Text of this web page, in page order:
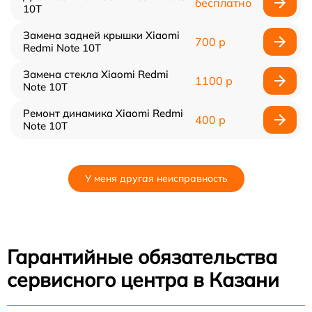
10T
Замена задней крышки Xiaomi
Redmi Note 10T
700 р
Замена стекла Xiaomi Redmi
Note 10T
1100 р
Ремонт динамика Xiaomi Redmi
Note 10T
400 р
У меня другая неисправность
Гарантийные обязательства
сервисного центра в Казани